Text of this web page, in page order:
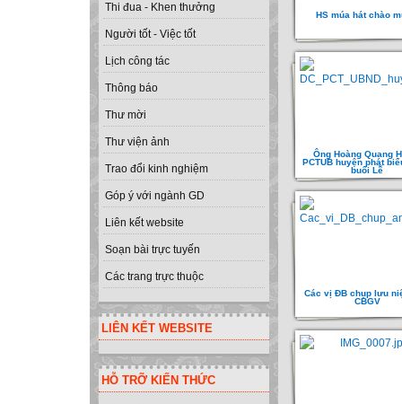
Thi đua - Khen thưởng
Người tốt - Việc tốt
Lịch công tác
Thông báo
Thư mời
Thư viện ảnh
Trao đổi kinh nghiệm
Góp ý với ngành GD
Liên kết website
Soạn bài trực tuyến
Các trang trực thuộc
LIÊN KẾT WEBSITE
HỖ TRỠ KIẾN THỨC
HS múa hát chào
Ông Hoàng Quang
PCTUB huyện phát
buổi Lễ
Các vị ĐB chụp lưu
CBGV